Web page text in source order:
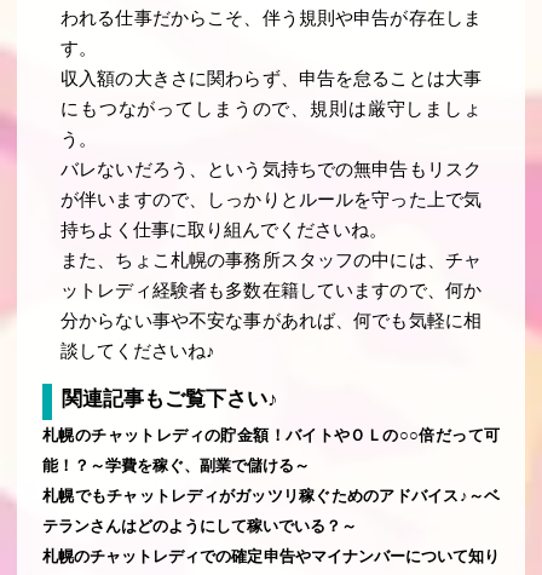
われる仕事だからこそ、伴う規則や申告が存在しま
す。
収入額の大きさに関わらず、申告を怠ることは大事
にもつながってしまうので、規則は厳守しましょ
う。
バレないだろう、という気持ちでの無申告もリスク
が伴いますので、しっかりとルールを守った上で気
持ちよく仕事に取り組んでくださいね。
また、ちょこ札幌の事務所スタッフの中には、チャ
ットレディ経験者も多数在籍していますので、何か
分からない事や不安な事があれば、何でも気軽に相
談してくださいね♪
関連記事もご覧下さい♪
札幌のチャットレディの貯金額！バイトやＯＬの○○倍だって可
能！？～学費を稼ぐ、副業で儲ける～
札幌でもチャットレディがガッツリ稼ぐためのアドバイス♪～ベ
テランさんはどのようにして稼いでいる？～
札幌のチャットレディでの確定申告やマイナンバーについて知り